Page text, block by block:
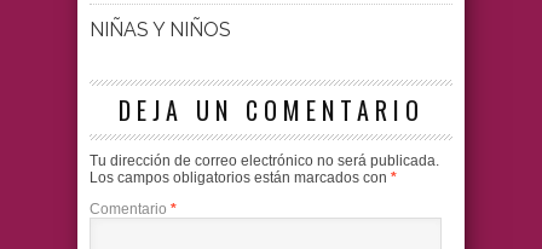
NIÑAS Y NIÑOS
DEJA UN COMENTARIO
Tu dirección de correo electrónico no será publicada.
Los campos obligatorios están marcados con *
Comentario *